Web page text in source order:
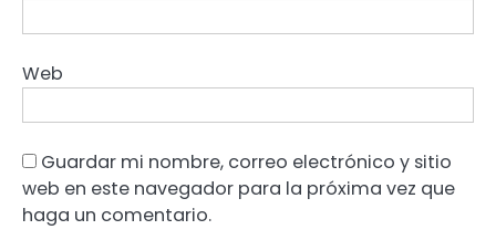
Web
Guardar mi nombre, correo electrónico y sitio
web en este navegador para la próxima vez que
haga un comentario.